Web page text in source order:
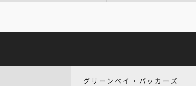
グリーンベイ・パッカーズ